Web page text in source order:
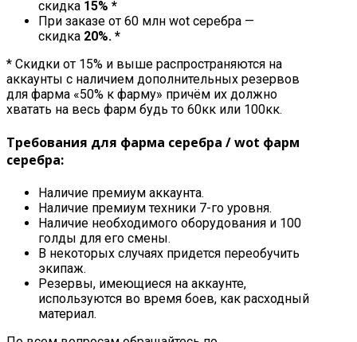
скидка 15% *
При заказе от 60 млн wot серебра —
скидка 20%. *
* Скидки от 15% и выше распространяются на
аккаунты с наличием дополнительных резервов
для фарма «50% к фарму» причём их должно
хватать на весь фарм будь то 60кк или 100кк.
Требования для фарма серебра / wot фарм
серебра:
Наличие премиум аккаунта.
Наличие премиум техники 7-го уровня.
Наличие необходимого оборудования и 100
голды для его смены.
В некоторых случаях придется переобучить
экипаж.
Резервы, имеющиеся на аккаунте,
используются во время боев, как расходный
материал.